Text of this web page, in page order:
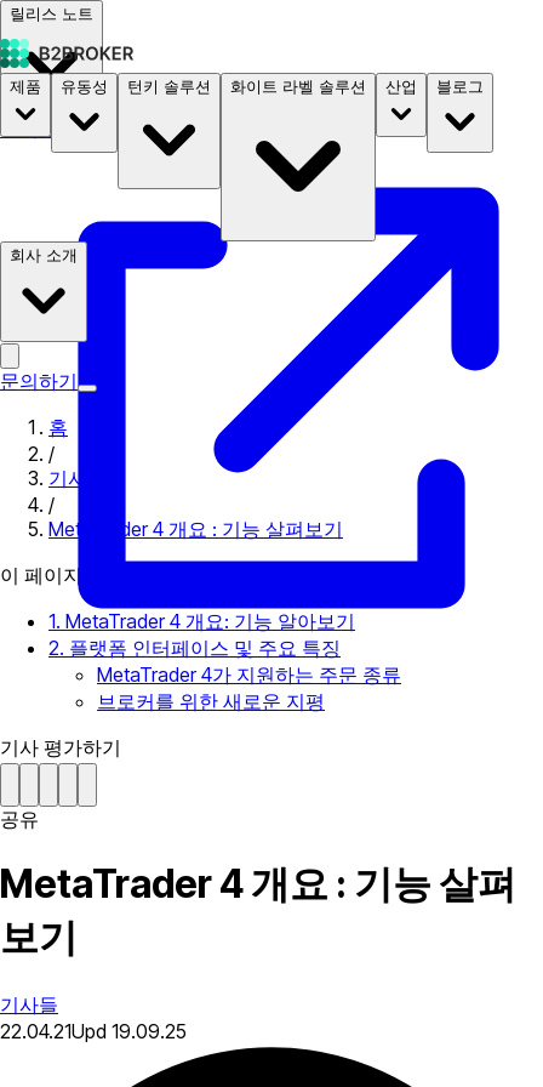
릴리스 노트
문서 요금B2STORE
제품 유동성 턴키 솔루션 화이트 라벨 솔루션 산업 블로그
회사 소개
문의하기
홈
/
기사
/
MetaTrader 4 개요 : 기능 살펴보기
이 페이지에서
1. MetaTrader 4 개요: 기능 알아보기
2. 플랫폼 인터페이스 및 주요 특징
MetaTrader 4가 지원하는 주문 종류
브로커를 위한 새로운 지평
기사 평가하기
공유
MetaTrader 4 개요 : 기능 살펴
보기
기사들
22.04.21Upd 19.09.25